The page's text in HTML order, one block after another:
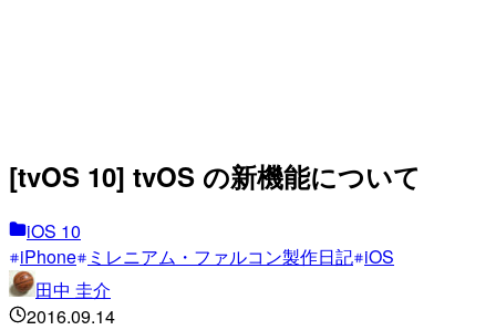
[tvOS 10] tvOS の新機能について
iOS 10
iPhone
ミレニアム・ファルコン製作日記 iOS
田中 圭介
2016.09.14